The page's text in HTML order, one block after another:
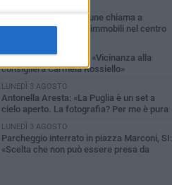
"Case a un euro", Comune chiama a
raccolta proprietari di immobili nel centro
Fratelli d'Italia Bitonto: «Vicinanza alla
consigliera Carmela Rossiello»
LUNEDÌ 3 AGOSTO
Antonella Aresta: «La Puglia è un set a
cielo aperto. La fotografia? Per me è pura
LUNEDÌ 3 AGOSTO
Parcheggio interrato in piazza Marconi, SI:
«Scelta che non può essere presa da